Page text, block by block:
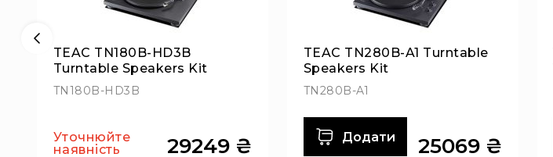
TEAC TN180B-HD3B
Turntable Speakers Kit
TN180B-HD3B
Уточнюйте
наявність
29249 ₴
TEAC TN280B-A1 Turntable
Speakers Kit
TN280B-A1
Додати 25069 ₴